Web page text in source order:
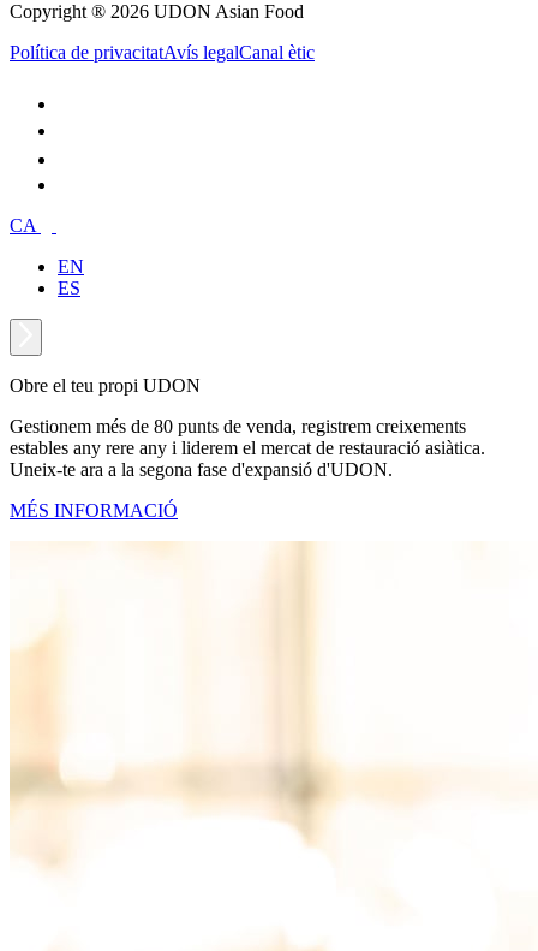
Copyright ® 2026 UDON Asian Food
Política de privacitatAvís legalCanal ètic
CA
EN
ES
Obre el teu propi UDON
Gestionem més de 80 punts de venda, registrem creixements
estables any rere any i liderem el mercat de restauració asiàtica.
Uneix-te ara a la segona fase d'expansió d'UDON.
MÉS INFORMACIÓ